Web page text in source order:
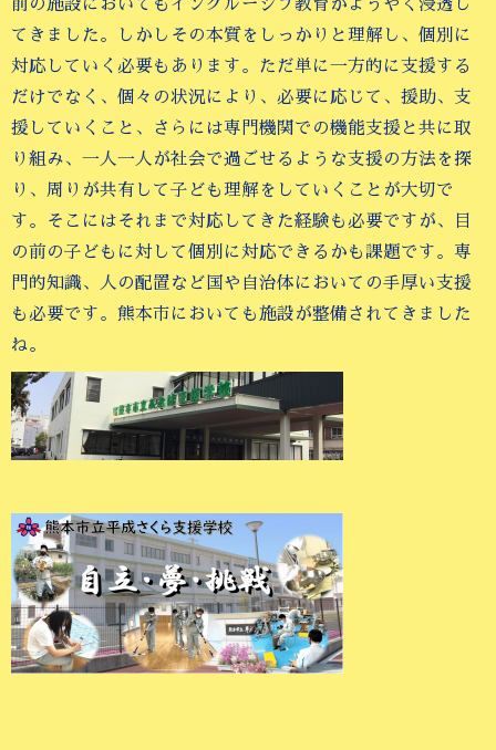
前の施設においてもインクルーシブ教育がようやく浸透し
てきました。しかしその本質をしっかりと理解し、個別に
対応していく必要もあります。ただ単に一方的に支援する
だけでなく、個々の状況により、必要に応じて、援助、支
援していくこと、さらには専門機関での機能支援と共に取
り組み、一人一人が社会で過ごせるような支援の方法を探
り、周りが共有して子ども理解をしていくことが大切で
す。そこにはそれまで対応してきた経験も必要ですが、目
の前の子どもに対して個別に対応できるかも課題です。専
門的知識、人の配置など国や自治体においての手厚い支援
も必要です。熊本市においても施設が整備されてきました
ね。